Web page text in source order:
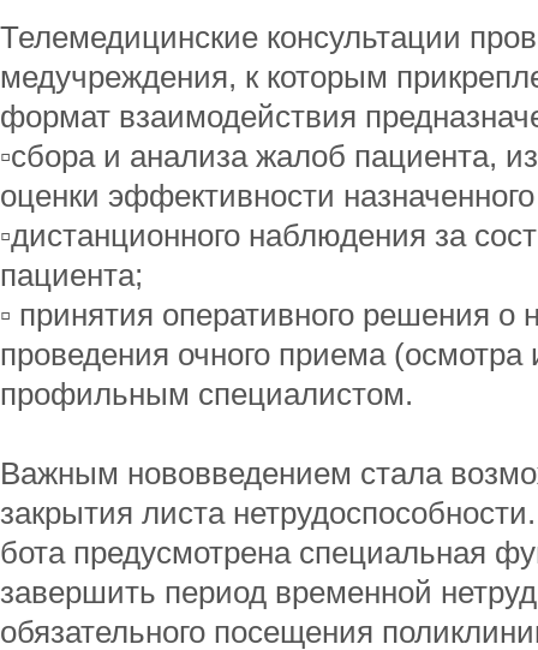
Телемедицинские консультации
медучреждения, к которым
формат взаимодействия
▫️сбора и анализа жалоб пациента,
оценки эффективности
▫️дистанционного наблюдения за
пациента;
▫️ принятия оперативного решения о
проведения очного приема (осмотра
профильным специалистом.
Важным нововведением стала
закрытия листа
бота предусмотрена специальная
завершить период временной
обязательного посещения